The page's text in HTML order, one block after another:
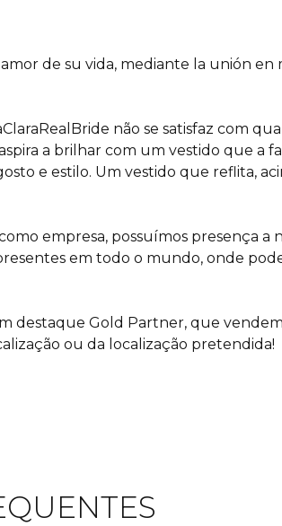
de su vida, mediante la unión
não se satisfaz com
a brilhar com um vestido que a
e estilo. Um vestido que reflita,
empresa, possuímos presença
em todo o mundo, onde
destaque Gold Partner, que
ou da localização pretendida!